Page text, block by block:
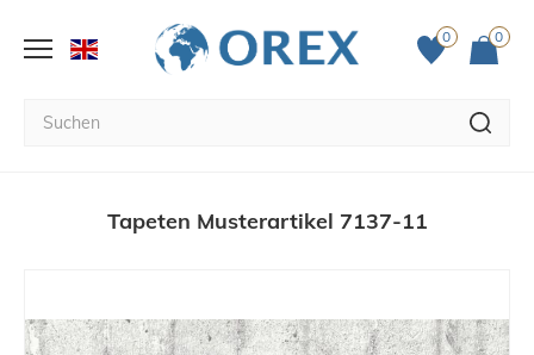
0 0
Tapeten Musterartikel 7137-11